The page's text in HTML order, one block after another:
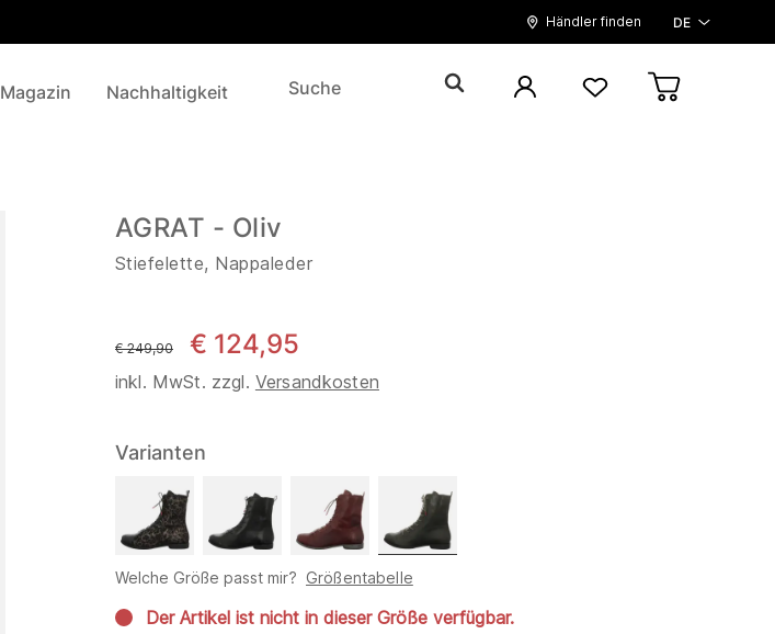
Händler finden DE
Magazin Nachhaltigkeit
AGRAT - Oliv
Stiefelette, Nappaleder
statt
€ 249,90 € 124,95
inkl. MwSt. zzgl. Versandkosten
Varianten
Welche Größe passt mir? Größentabelle
Der Artikel ist nicht in dieser Größe verfügbar.